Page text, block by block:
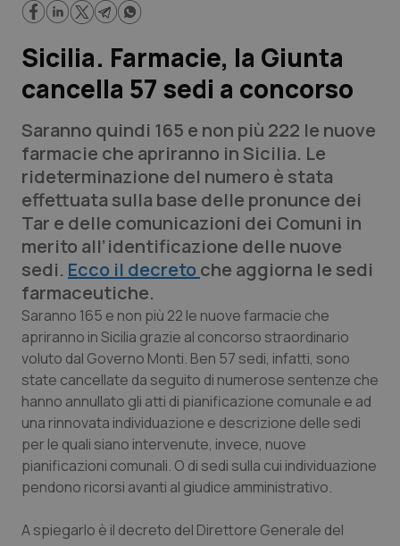
Lavoro e Professioni
Scienza e Farmaci
Studi e Analisi
Lettere al direttore
Edizioni Regionali
QS Pro
Professionisti Sanitari.AI
Abruzzo
Basilicata
QS Pro Gold
Artrite & artrosi
QS Club Newsletter
Sicilia. Farmacie, la Giunta
cancella 57 sedi a concorso
Saranno quindi 165 e non più 222 le nuove
farmacie che apriranno in Sicilia. Le
rideterminazione del numero è stata
effettuata sulla base delle pronunce dei
Tar e delle comunicazioni dei Comuni in
merito all’identificazione delle nuove
sedi. Ecco il decreto che aggiorna le sedi
farmaceutiche.
Saranno 165 e non più 22 le nuove farmacie che
apriranno in Sicilia grazie al concorso straordinario
voluto dal Governo Monti. Ben 57 sedi, infatti, sono
state cancellate da seguito di numerose sentenze che
hanno annullato gli atti di pianificazione comunale e ad
una rinnovata individuazione e descrizione delle sedi
per le quali siano intervenute, invece, nuove
pianificazioni comunali. O di sedi sulla cui individuazione
pendono ricorsi avanti al giudice amministrativo.
A spiegarlo è il decreto del Direttore Generale del